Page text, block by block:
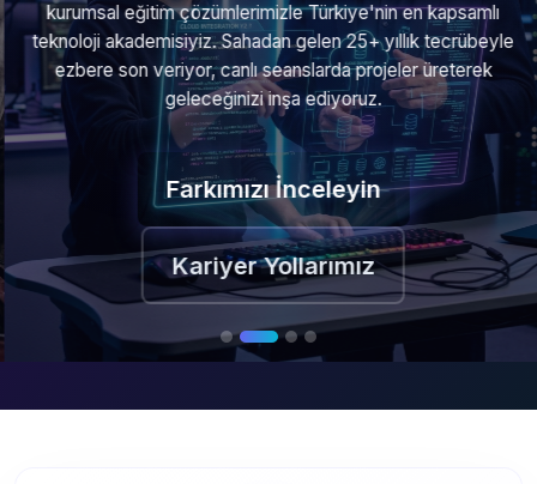
kurumsal eğitim çözümlerimizle Türkiye'nin en kapsamlı
teknoloji akademisiyiz. Sahadan gelen 25+ yıllık tecrübeyle
ezbere son veriyor, canlı seanslarda projeler üreterek
geleceğinizi inşa ediyoruz.
Farkımızı İnceleyin
Kariyer Yollarımız